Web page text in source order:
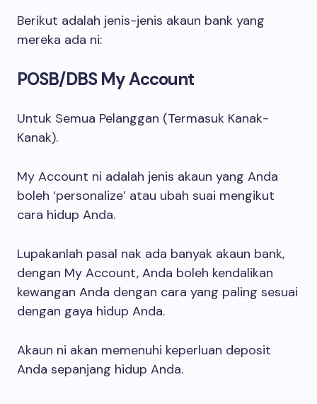
Berikut adalah jenis-jenis akaun bank yang
mereka ada ni:
POSB/DBS My Account
Untuk Semua Pelanggan (Termasuk Kanak-
Kanak).
My Account ni adalah jenis akaun yang Anda
boleh ‘personalize’ atau ubah suai mengikut
cara hidup Anda.
Lupakanlah pasal nak ada banyak akaun bank,
dengan My Account, Anda boleh kendalikan
kewangan Anda dengan cara yang paling sesuai
dengan gaya hidup Anda.
Akaun ni akan memenuhi keperluan deposit
Anda sepanjang hidup Anda.